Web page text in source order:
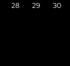
28 29 30